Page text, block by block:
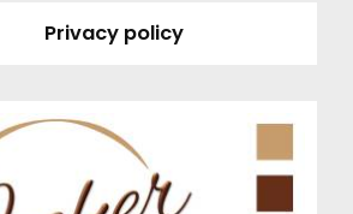
Privacy policy